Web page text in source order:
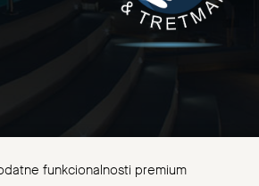
voda ©. Sva prava zadržana 2026
funkcionalnosti premium